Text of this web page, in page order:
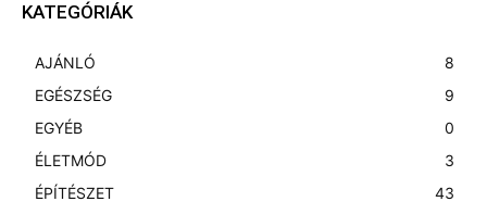
KATEGÓRIÁK
AJÁNLÓ
8
EGÉSZSÉG
9
EGYÉB
0
ÉLETMÓD
3
ÉPÍTÉSZET
43